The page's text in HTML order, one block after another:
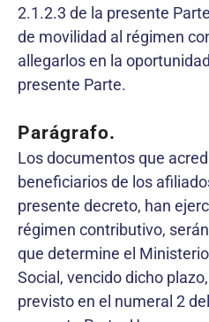
2.1.2.3 de la presente
de movilidad al régimen
allegarlos en la
presente Parte.
Parágrafo.
Los documentos que
beneficiarios de los
presente decreto, han
régimen contributivo,
que determine el
Social, vencido dicho
previsto en el numeral 2